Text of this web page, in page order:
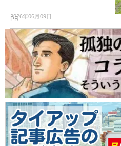
2026年06月09日
PR